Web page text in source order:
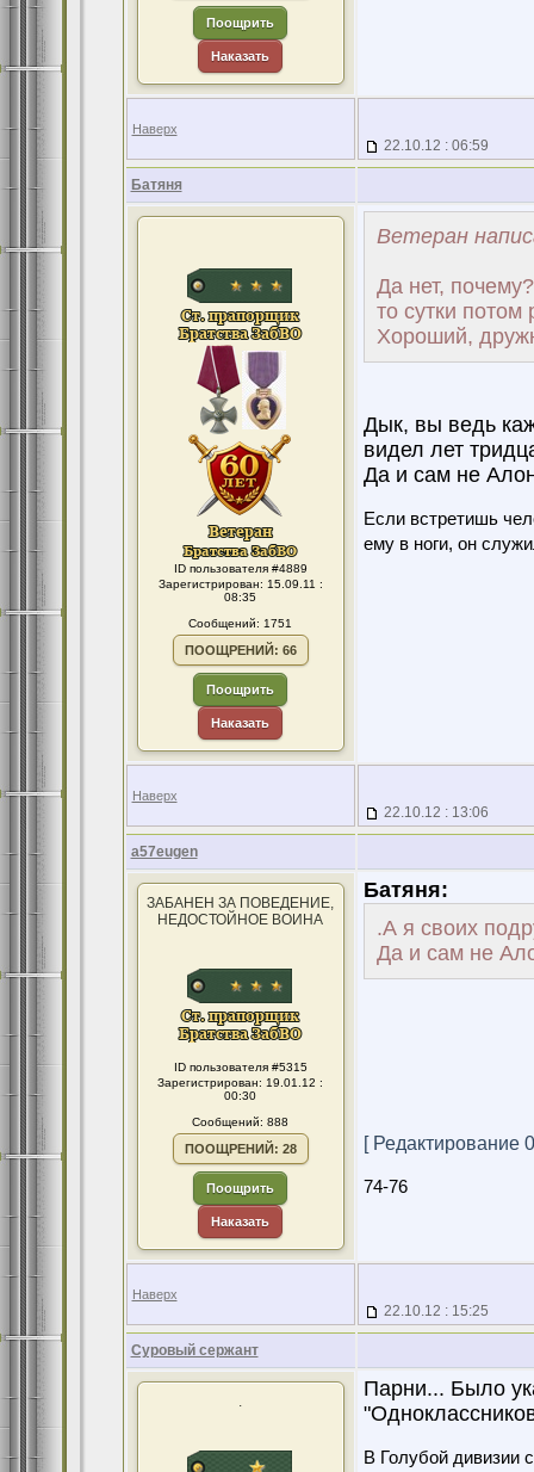
Поощрить
Наказать
Наверх
22.10.12 : 06:59
Батяня
ID пользователя #4889
Зарегистрирован: 15.09.11 :
08:35
Сообщений: 1751
ПООЩРЕНИЙ: 66
Поощрить
Наказать
Ветеран
Да нет,
то сутки
Хороший,
Дык, вы ведь
видел лет
Да и сам не
Если встретишь
ему в ноги, он
Наверх
22.10.12 : 13:06
a57eugen
ЗАБАНЕН ЗА ПОВЕДЕНИЕ,
НЕДОСТОЙНОЕ ВОИНА
ID пользователя #5315
Зарегистрирован: 19.01.12 :
00:30
Сообщений: 888
ПООЩРЕНИЙ: 28
Поощрить
Наказать
Батяня:
.А я своих
Да и сам не
[ Редактирование
74-76
Наверх
22.10.12 : 15:25
Суровый сержант
.
Парни... Было
В Голубой дивизии